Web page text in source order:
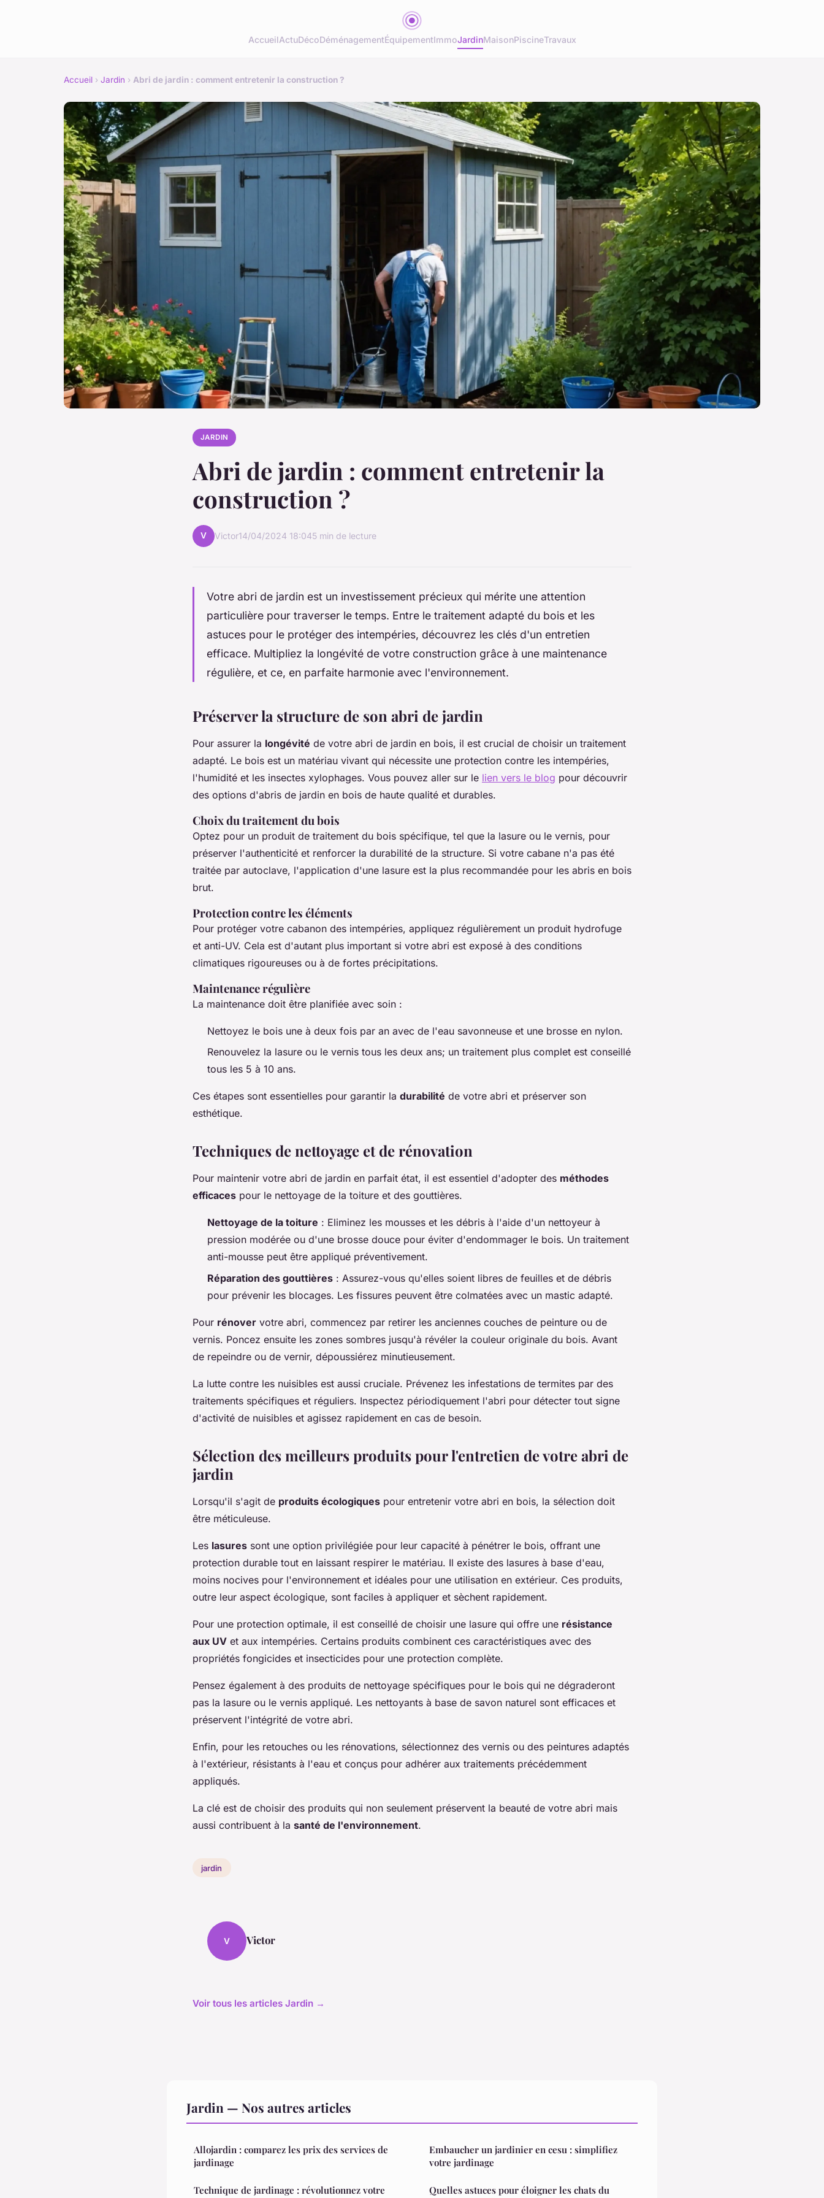
AccueilActuDécoDéménagementÉquipementImmoJardinMaisonPiscineTravaux
Accueil › Jardin › Abri de jardin : comment entretenir la construction ?
JARDIN
Abri de jardin : comment entretenir la
construction ?
V Victor14/04/2024 18:045 min de lecture
Votre abri de jardin est un investissement précieux qui mérite une attention
particulière pour traverser le temps. Entre le traitement adapté du bois et les
astuces pour le protéger des intempéries, découvrez les clés d'un entretien
efficace. Multipliez la longévité de votre construction grâce à une maintenance
régulière, et ce, en parfaite harmonie avec l'environnement.
Préserver la structure de son abri de jardin
Pour assurer la longévité de votre abri de jardin en bois, il est crucial de choisir un traitement
adapté. Le bois est un matériau vivant qui nécessite une protection contre les intempéries,
l'humidité et les insectes xylophages. Vous pouvez aller sur le lien vers le blog pour découvrir
des options d'abris de jardin en bois de haute qualité et durables.
Choix du traitement du bois
Optez pour un produit de traitement du bois spécifique, tel que la lasure ou le vernis, pour
préserver l'authenticité et renforcer la durabilité de la structure. Si votre cabane n'a pas été
traitée par autoclave, l'application d'une lasure est la plus recommandée pour les abris en bois
brut.
Protection contre les éléments
Pour protéger votre cabanon des intempéries, appliquez régulièrement un produit hydrofuge
et anti-UV. Cela est d'autant plus important si votre abri est exposé à des conditions
climatiques rigoureuses ou à de fortes précipitations.
Maintenance régulière
La maintenance doit être planifiée avec soin :
Nettoyez le bois une à deux fois par an avec de l'eau savonneuse et une brosse en nylon.
Renouvelez la lasure ou le vernis tous les deux ans; un traitement plus complet est conseillé
tous les 5 à 10 ans.
Ces étapes sont essentielles pour garantir la durabilité de votre abri et préserver son
esthétique.
Techniques de nettoyage et de rénovation
Pour maintenir votre abri de jardin en parfait état, il est essentiel d'adopter des méthodes
efficaces pour le nettoyage de la toiture et des gouttières.
Nettoyage de la toiture : Eliminez les mousses et les débris à l'aide d'un nettoyeur à
pression modérée ou d'une brosse douce pour éviter d'endommager le bois. Un traitement
anti-mousse peut être appliqué préventivement.
Réparation des gouttières : Assurez-vous qu'elles soient libres de feuilles et de débris
pour prévenir les blocages. Les fissures peuvent être colmatées avec un mastic adapté.
Pour rénover votre abri, commencez par retirer les anciennes couches de peinture ou de
vernis. Poncez ensuite les zones sombres jusqu'à révéler la couleur originale du bois. Avant
de repeindre ou de vernir, dépoussiérez minutieusement.
La lutte contre les nuisibles est aussi cruciale. Prévenez les infestations de termites par des
traitements spécifiques et réguliers. Inspectez périodiquement l'abri pour détecter tout signe
d'activité de nuisibles et agissez rapidement en cas de besoin.
Sélection des meilleurs produits pour l'entretien de votre abri de
jardin
Lorsqu'il s'agit de produits écologiques pour entretenir votre abri en bois, la sélection doit
être méticuleuse.
Les lasures sont une option privilégiée pour leur capacité à pénétrer le bois, offrant une
protection durable tout en laissant respirer le matériau. Il existe des lasures à base d'eau,
moins nocives pour l'environnement et idéales pour une utilisation en extérieur. Ces produits,
outre leur aspect écologique, sont faciles à appliquer et sèchent rapidement.
Pour une protection optimale, il est conseillé de choisir une lasure qui offre une résistance
aux UV et aux intempéries. Certains produits combinent ces caractéristiques avec des
propriétés fongicides et insecticides pour une protection complète.
Pensez également à des produits de nettoyage spécifiques pour le bois qui ne dégraderont
pas la lasure ou le vernis appliqué. Les nettoyants à base de savon naturel sont efficaces et
préservent l'intégrité de votre abri.
Enfin, pour les retouches ou les rénovations, sélectionnez des vernis ou des peintures adaptés
à l'extérieur, résistants à l'eau et conçus pour adhérer aux traitements précédemment
appliqués.
La clé est de choisir des produits qui non seulement préservent la beauté de votre abri mais
aussi contribuent à la santé de l'environnement.
jardin
V Victor
Voir tous les articles Jardin →
Jardin — Nos autres articles
Allojardin : comparez les prix des services de
jardinage
Technique de jardinage : révolutionnez votre
Embaucher un jardinier en cesu : simplifiez
votre jardinage
Quelles astuces pour éloigner les chats du